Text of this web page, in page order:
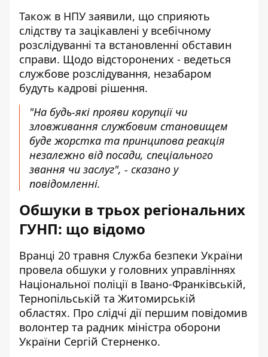
Також в НПУ заявили, що сприяють
слідству та зацікавлені у всебічному
розслідуванні та встановленні обставин
справи. Щодо відсторонених - ведеться
службове розслідування, незабаром
будуть кадрові рішення.
"На будь-які прояви корупції чи
зловживання службовим становищем
буде жорстка та принципова реакція
незалежно від посади, спеціального
звання чи заслуг", - сказано у
повідомленні.
Обшуки в трьох регіональних
ГУНП: що відомо
Вранці 20 травня Служба безпеки України
провела обшуки у головних управліннях
Національної поліції в Івано-Франківській,
Тернопільській та Житомирській
областях. Про слідчі дії першим повідомив
волонтер та радник міністра оборони
України Сергій Стерненко.